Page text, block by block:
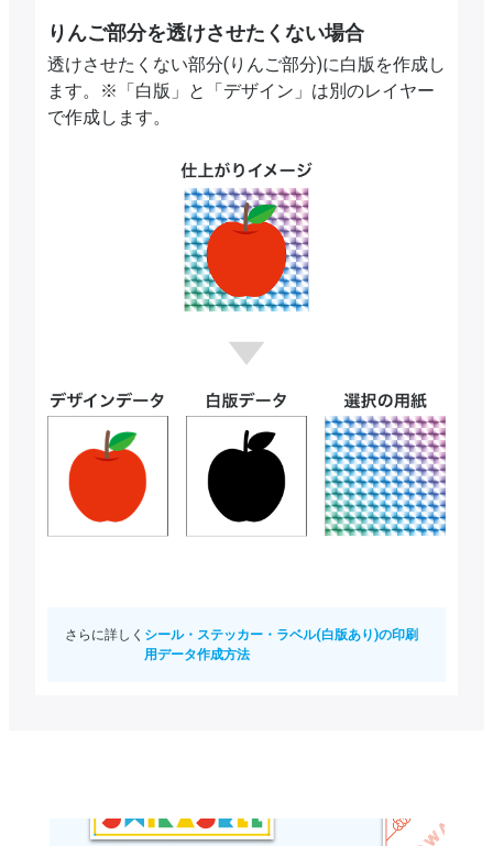
りんご部分を透けさせたくない場合
透けさせたくない部分(りんご部分)に白版を作成し
ます。※「白版」と「デザイン」は別のレイヤー
で作成します。
さらに詳しく シール・ステッカー・ラベル(白版あり)の印刷
用データ作成方法